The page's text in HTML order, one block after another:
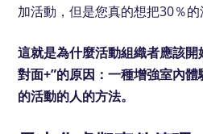
加活動，但是您真的想把30％
這就是為什麼活動組織者應該
對面+”​​的原因：一種增強室內
的活動的人的方法。